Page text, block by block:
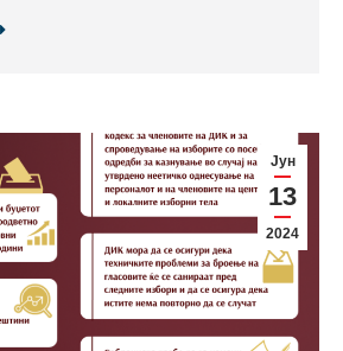
Јун
13
2024